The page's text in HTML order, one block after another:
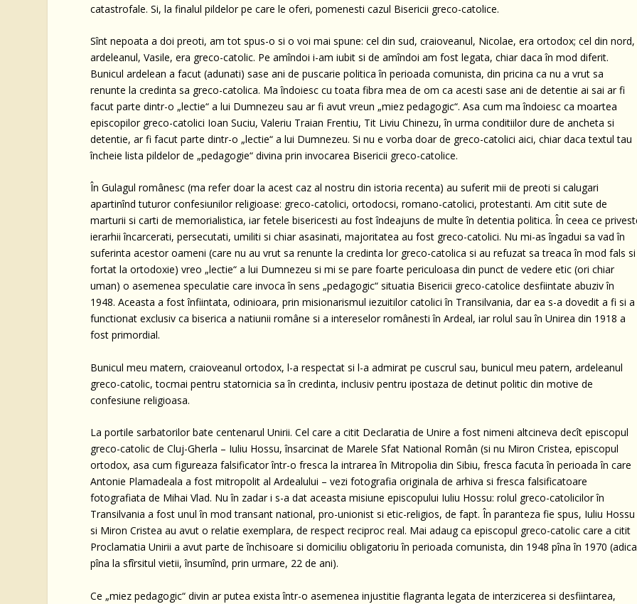
catastrofale. Si, la finalul pildelor pe care le oferi, pomenesti cazul Bisericii greco-catolice.
Sînt nepoata a doi preoti, am tot spus-o si o voi mai spune: cel din sud, craioveanul, Nicolae, era ortodox; cel din nord,
ardeleanul, Vasile, era greco-catolic. Pe amîndoi i-am iubit si de amîndoi am fost legata, chiar daca în mod diferit.
Bunicul ardelean a facut (adunati) sase ani de puscarie politica în perioada comunista, din pricina ca nu a vrut sa
renunte la credinta sa greco-catolica. Ma îndoiesc cu toata fibra mea de om ca acesti sase ani de detentie ai sai ar fi
facut parte dintr-o „lectie“ a lui Dumnezeu sau ar fi avut vreun „miez pedagogic“. Asa cum ma îndoiesc ca moartea
episcopilor greco-catolici Ioan Suciu, Valeriu Traian Frentiu, Tit Liviu Chinezu, în urma conditiilor dure de ancheta si
detentie, ar fi facut parte dintr-o „lectie“ a lui Dumnezeu. Si nu e vorba doar de greco-catolici aici, chiar daca textul tau
încheie lista pildelor de „pedagogie“ divina prin invocarea Bisericii greco-catolice.
În Gulagul românesc (ma refer doar la acest caz al nostru din istoria recenta) au suferit mii de preoti si calugari
apartinînd tuturor confesiunilor religioase: greco-catolici, ortodocsi, romano-catolici, protestanti. Am citit sute de
marturii si carti de memorialistica, iar fetele bisericesti au fost îndeajuns de multe în detentia politica. În ceea ce
ierar­hii încarcerati, persecutati, umiliti si chiar asasinati, majoritatea au fost greco-catolici. Nu mi-as îngadui sa vad în
suferinta acestor oameni (care nu au vrut sa renunte la credinta lor greco-catolica si au refuzat sa treaca în mod fals si
fortat la ortodoxie) vreo „lectie“ a lui Dumnezeu si mi se pare foarte periculoasa din punct de vedere etic (ori chiar
uman) o asemenea speculatie care invoca în sens „pedagogic“ situatia Bisericii greco-catolice desfiintate abuziv în
1948. Aceasta a fost înfiintata, odinioara, prin misionarismul iezuitilor catolici în Transilvania, dar ea s-a dovedit a fi si a
functionat exclusiv ca biserica a natiunii române si a intereselor românesti în Ardeal, iar rolul sau în Unirea din 1918 a
fost primordial.
Bunicul meu matern, craioveanul ortodox, l-a respectat si l-a admirat pe cuscrul sau, bunicul meu patern, ardeleanul
greco-catolic, tocmai pentru statornicia sa în credinta, inclusiv pentru ipostaza de detinut politic din motive de
confesiune religioasa.
La portile sarbatorilor bate centenarul Unirii. Cel care a citit Declaratia de Unire a fost nimeni altcineva decît episcopul
greco-catolic de Cluj-Gherla – Iuliu Hossu, însarcinat de Marele Sfat National Român (si nu Miron Cristea, episcopul
ortodox, asa cum figureaza falsificator într-o fresca la intrarea în Mitropolia din Sibiu, fresca facuta în perioada în care
Antonie Plamadeala a fost mitropolit al Ardealului – vezi fotografia originala de arhiva si fresca falsificatoare
fotografiata de Mihai Vlad. Nu în zadar i s-a dat aceasta misiune episcopului Iuliu Hossu: rolul greco-catolicilor în
Transilvania a fost unul în mod transant national, pro-unionist si etic-religios, de fapt. În paranteza fie spus, Iuliu Hossu
si Miron Cristea au avut o relatie exemplara, de respect reciproc real. Mai adaug ca episcopul greco-catolic care a citit
Proclamatia Unirii a avut parte de închisoare si domiciliu obligatoriu în perioada comunista, din 1948 pîna în 1970 (adica
pîna la sfîrsitul vietii, însumînd, prin urmare, 22 de ani).
Ce „miez pedagogic“ divin ar putea exista într-o asemenea injustitie flagranta legata de interzicerea si desfiintarea,